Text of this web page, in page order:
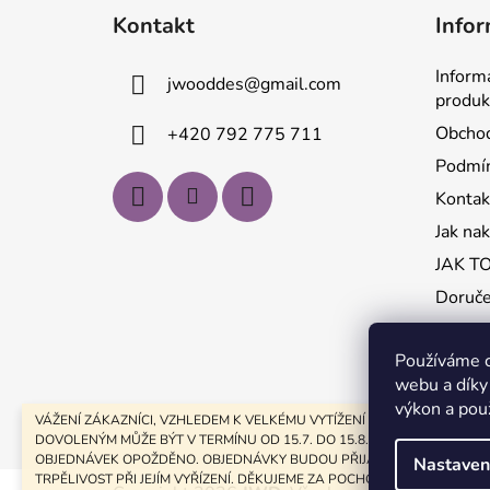
Používáme
webu a
výkon a
VÁŽENÍ ZÁKAZNÍCI, VZHLEDEM K VELKÉMU VYTÍŽENÍ A LETNÍM
DOVOLENÝM MŮŽE BÝT V TERMÍNU OD 15.7. DO 15.8. ZPRACOVÁNÍ
OBJEDNÁVEK OPOŽDĚNO. OBJEDNÁVKY BUDOU PŘIJATY, MĚJTE PROSÍM
TRPĚLIVOST PŘI JEJÍM VYŘÍZENÍ. DĚKUJEME ZA POCHOPENÍ
Kontakt
jwooddes@gmail.com
+420 792 775 711
Jak
JAK